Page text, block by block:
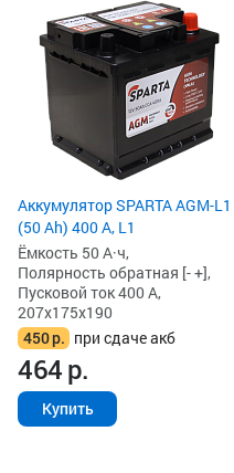
Аккумулятор SPARTA AGM-L1
(50 Ah) 400 А, L1
Ёмкость 50 А·ч,
Полярность обратная [- +],
Пусковой ток 400 А,
207x175x190
450р. при сдаче акб
464р.
Купить